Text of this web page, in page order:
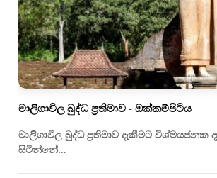
මාලිගාවිල බුද්ධ ප්‍රතිමාව - ඔක්කම්පිටිය
මාලිගාවිල බුද්ධ ප්‍රතිමාව දැකීමට
සිටින්නේ…